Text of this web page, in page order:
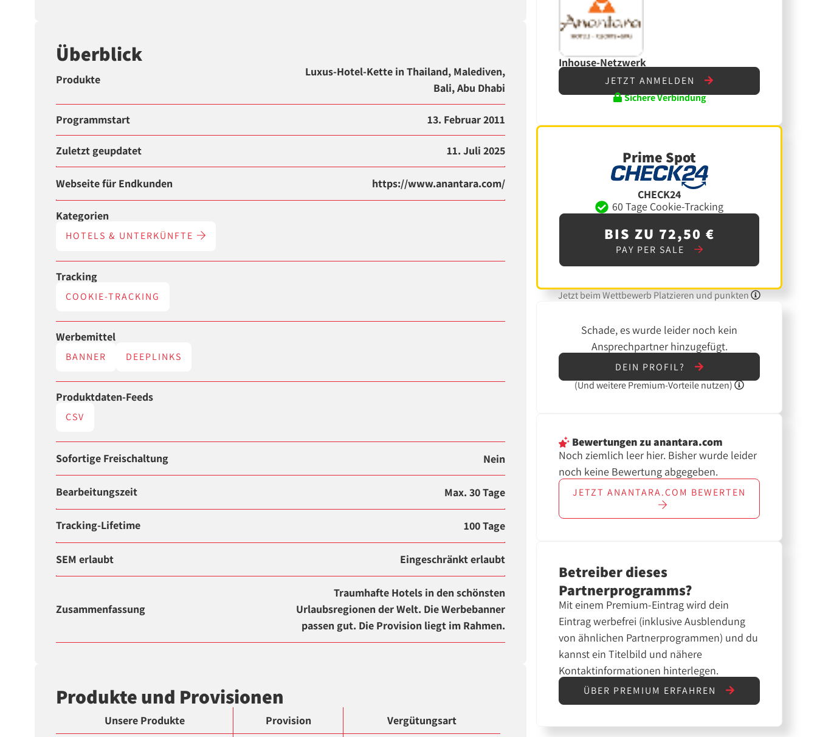
Überblick
Produkte
Luxus-Hotel-Kette in Thailand, Malediven,
Bali, Abu Dhabi
Programmstart 13. Februar 2011
Zuletzt geupdatet 11. Juli 2025
Webseite für Endkunden https://www.anantara.com/
Kategorien
HOTELS & UNTERKÜNFTE
Tracking
COOKIE-TRACKING
Werbemittel
BANNER DEEPLINKS
Produktdaten-Feeds
CSV
Sofortige Freischaltung Nein
Bearbeitungszeit Max. 30 Tage
Tracking-Lifetime 100 Tage
SEM erlaubt Eingeschränkt erlaubt
Zusammenfassung
Traumhafte Hotels in den schönsten
Urlaubsregionen der Welt. Die Werbebanner
passen gut. Die Provision liegt im Rahmen.
Produkte und Provisionen
Unsere Produkte Provision
Vergütungsart
Inhouse-Netzwerk
JETZT ANMELDEN
Sichere Verbindung
Prime Spot
CHECK24
60 Tage Cookie-Tracking
BIS ZU 72,50 €
PAY PER SALE
Jetzt beim Wettbewerb Platzieren und punkten
Schade, es wurde leider noch kein
Ansprechpartner hinzugefügt.
DEIN PROFIL?
(UndweiterePremium-Vorteile nutzen)
Bewertungenzu anantara.com
Noch ziemlich leer hier. Bisher wurde leider
noch keine Bewertung abgegeben.
JETZT ANANTARA.COM BEWERTEN
Betreiber dieses
Partnerprogramms?
Mit einem Premium-Eintrag wird dein
Eintrag werbefrei (inklusive Ausblendung
von ähnlichen Partnerprogrammen) und du
kannst ein Titelbild und nähere
Kontaktinformationen hinterlegen.
ÜBER PREMIUM ERFAHREN